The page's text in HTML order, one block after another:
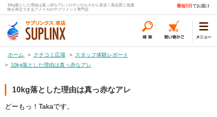
10kg落とした理由は真っ赤なアレ | ロサンゼルスから直送！高品質と低価
格を両立できるアメリカのサプリメント専門店
最短5日 でお届け
ホーム > クチコミ広場 > スタッフ体験レポート
> 10kg落とした理由は真っ赤なアレ
10kg落とした理由は真っ赤なアレ
どーもっ！Takaです。